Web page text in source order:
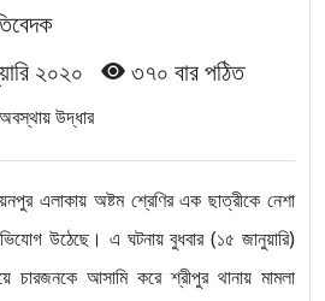
২০২০
৩৭০ বার পঠিত
এলাকায় অষ্টম শ্রেণির এক ছাত্রীকে নেশা
উঠেছে। এ ঘটনায় বুধবার (১৫ জানুয়ারি)
চারজনকে আসামি করে শ্রীপুর থানায় মামলা